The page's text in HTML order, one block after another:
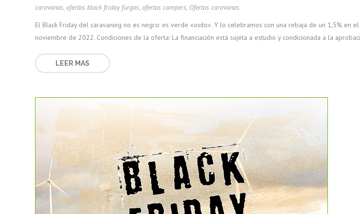
caravanas, ofertas black friday furgos, ofertas campers, Ofertas caravanas
El Black Friday del caravaning no es negro: es verde «osito». Y lo celebramos con una rebaja de un 1,5% en
noviembre de 2022. Condiciones de la oferta: La financiación está sujeta a estudio y condicionada a la
LEER MAS